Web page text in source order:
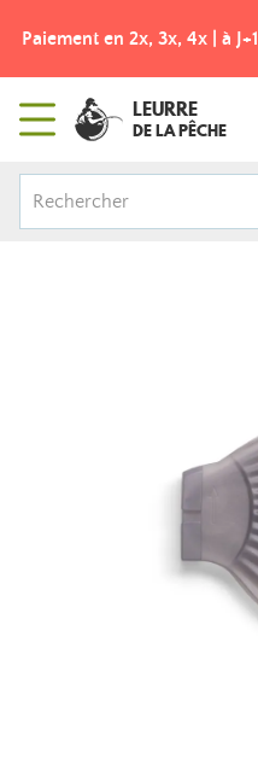
Paiement en 2x, 3x, 4x | à
LEURRE
DE LA PÊCHE